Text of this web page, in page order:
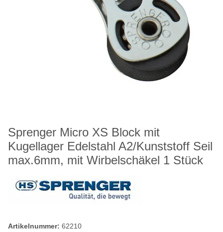
Sprenger Micro XS Block mit
Kugellager Edelstahl A2/Kunststoff Seil
max.6mm, mit Wirbelschäkel 1 Stück
Artikelnummer: 62210